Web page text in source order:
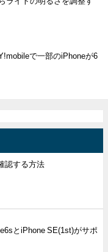
で一部のiPhoneが6
認する方法
とiPhone SE(1st)がサポ